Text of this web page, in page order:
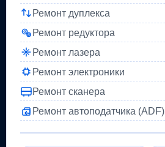
Ремонт дуплекса
Ремонт редуктора
Ремонт лазера
Ремонт электроники
Ремонт сканера
Ремонт автоподатчика (ADF)